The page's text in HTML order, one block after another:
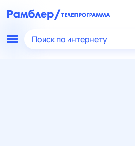
Поиск по интернету